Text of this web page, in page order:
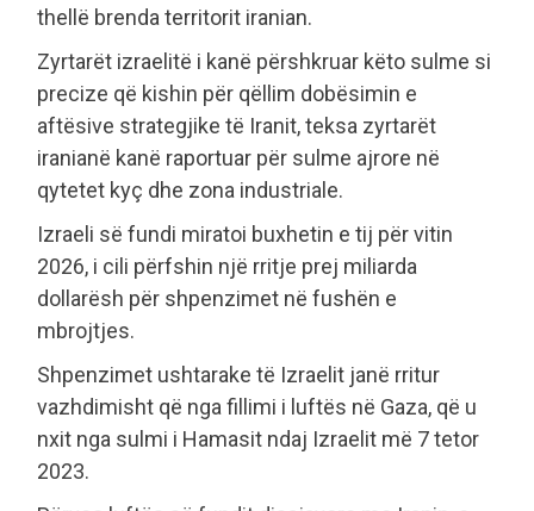
thellë brenda territorit iranian.
Zyrtarët izraelitë i kanë përshkruar këto sulme si
precize që kishin për qëllim dobësimin e
aftësive strategjike të Iranit, teksa zyrtarët
iranianë kanë raportuar për sulme ajrore në
qytetet kyç dhe zona industriale.
Izraeli së fundi miratoi buxhetin e tij për vitin
2026, i cili përfshin një rritje prej miliarda
dollarësh për shpenzimet në fushën e
mbrojtjes.
Shpenzimet ushtarake të Izraelit janë rritur
vazhdimisht që nga fillimi i luftës në Gaza, që u
nxit nga sulmi i Hamasit ndaj Izraelit më 7 tetor
2023.